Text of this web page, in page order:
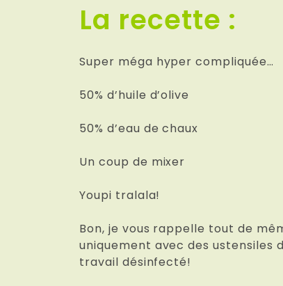
La recette :
Super méga hyper compliquée…
50% d’huile d’olive
50% d’eau de chaux
Un coup de mixer
Youpi tralala!
Bon, je vous rappelle tout de
uniquement avec des ustensiles
travail désinfecté!